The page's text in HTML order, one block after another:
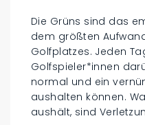
Die Grüns sind das
dem größten
Golfplatzes. Jeden
Golfspieler*innen
normal und ein
aushalten können.
aushält, sind